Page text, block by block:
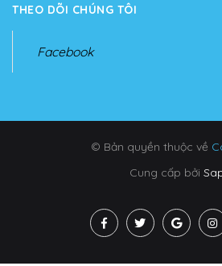
THEO DÕI CHÚNG TÔI
Facebook
© Bản quyền thuộc về
Cung cấp bởi